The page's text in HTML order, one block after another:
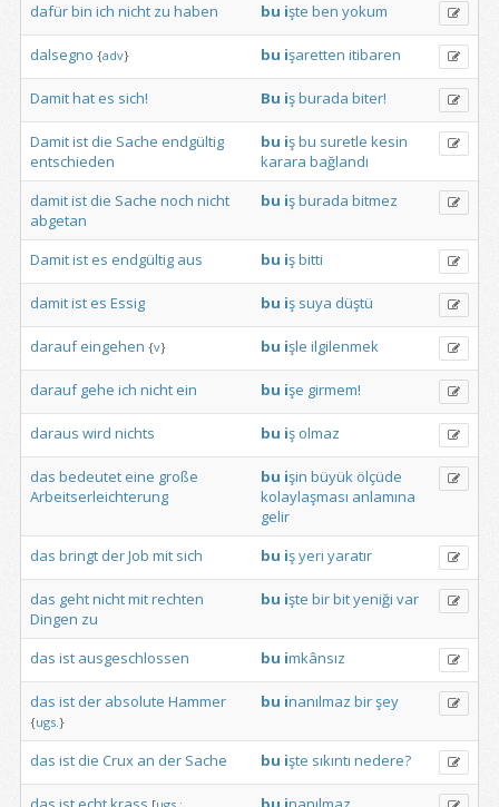
dafürbin ich nicht zu haben bu işte ben yokum
dalsegno {adv} bu işaretten itibaren
Damithat es sich! Bu işburada biter!
Damitist die Sache endgültig
entschieden
bu işbu suretle kesin
karara bağlandı
damitist die Sache noch nicht
abgetan
bu işburada bitmez
Damitist es endgültig aus bu işbitti
damitist es Essig bu iş suya düştü
darauf eingehen {v} bu işle ilgilenmek
darauf gehe ich nicht ein bu işe girmem!
daraus wird nichts bu iş olmaz
das bedeutet eine große
Arbeitserleichterung
bu işin büyük ölçüde
kolaylaşması anlamına
gelir
das bringt derJob mit sich bu işyeri yaratır
das gehtnichtmitrechten
Dingen zu
bu işte birbityeniği var
das ist ausgeschlossen bu imkânsız
das ist der absolute Hammer
{ugs.}
bu inanılmaz birşey
das ist die Crux an der Sache bu işte sıkıntı nedere?